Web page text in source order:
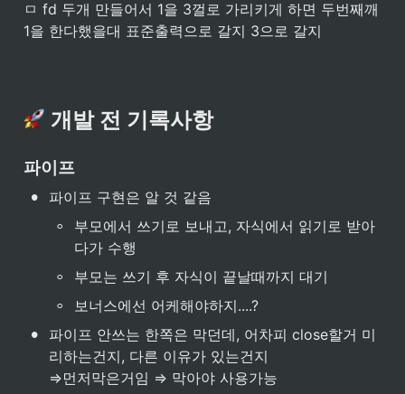
ㅁ fd 두개 만들어서 1을 3껄로 가리키게 하면 두번째깨
1을 한다했을대 표준출력으로 갈지 3으로 갈지
개발 전 기록사항
파이프
• 파이프 구현은 알 것 같음
◦
부모에서 쓰기로 보내고, 자식에서 읽기로 받아
다가 수행
◦ 부모는 쓰기 후 자식이 끝날때까지 대기
◦ 보너스에선 어케해야하지....?
•
파이프 안쓰는 한쪽은 막던데, 어차피 close할거 미
리하는건지, 다른 이유가 있는건지
⇒먼저막은거임 ⇒ 막아야 사용가능